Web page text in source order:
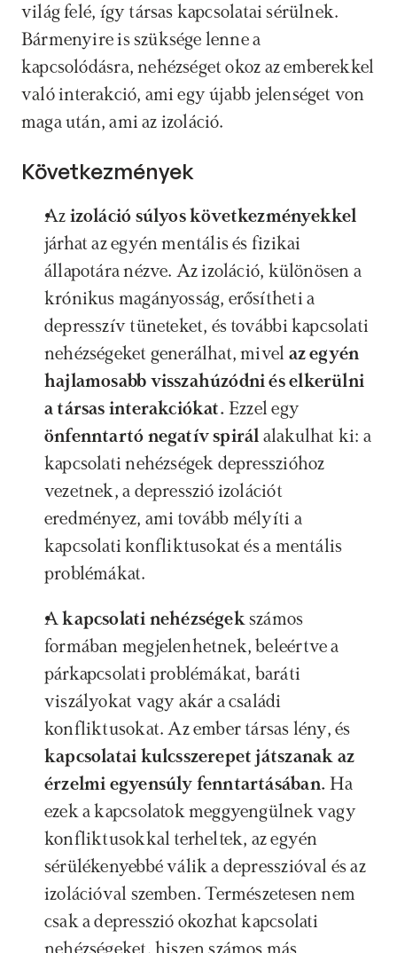
világ felé, így társas kapcsolatai sérülnek.
Bármenyire is szüksége lenne a
kapcsolódásra, nehézséget okoz az emberekkel
való interakció, ami egy újabb jelenséget von
maga után, ami az izoláció.
Következmények
Az izoláció súlyos következményekkel
járhat az egyén mentális és fizikai
állapotára nézve. Az izoláció, különösen a
krónikus magányosság, erősítheti a
depresszív tüneteket, és további kapcsolati
nehézségeket generálhat, mivel az egyén
hajlamosabb visszahúzódni és elkerülni
a társas interakciókat.
Ezzel egy
önfenntartó negatív spirál alakulhat ki: a
kapcsolati nehézségek depresszióhoz
vezetnek, a depresszió izolációt
eredményez, ami tovább mélyíti a
kapcsolati konfliktusokat és a mentális
problémákat.
A kapcsolati nehézségek számos
formában megjelenhetnek, beleértve a
párkapcsolati problémákat, baráti
viszályokat vagy akár a családi
kapcsolatai kulcsszerepet játszanak az
érzelmi egyensúly fenntartásában. Ha
ezek a kapcsolatok meggyengülnek vagy
konfliktusokkal terheltek, az egyén
sérülékenyebbé válik a depresszióval és az
izolációval szemben. Természetesen nem
csak a depresszió okozhat kapcsolati